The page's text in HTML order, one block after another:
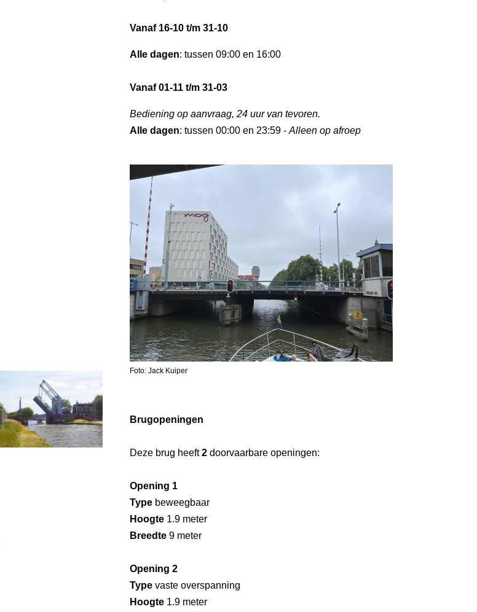
Vanaf 16-10 t/m 31-10
Alle dagen: tussen 09:00 en 16:00
Vanaf 01-11 t/m 31-03
Bediening op aanvraag, 24 uur van tevoren.
Alle dagen: tussen 00:00 en 23:59 - Alleen op afroep
Foto: Jack Kuiper
Brugopeningen
Deze brug heeft2 doorvaarbare openingen:
Opening 1
Type beweegbaar
Hoogte 1.9 meter
Breedte 9 meter
Opening 2
Type vaste overspanning
Hoogte 1.9 meter